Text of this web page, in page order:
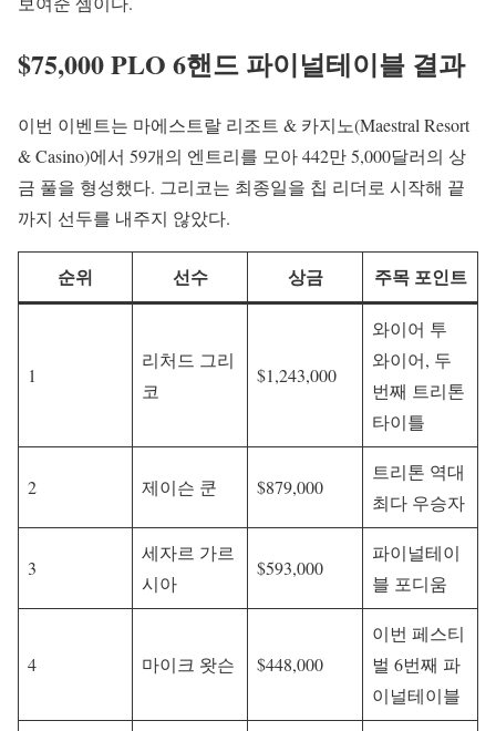
$75,000 PLO 6핸드 파이널테이블 결과
이번 이벤트는 마에스트랄 리조트 & 카지노(Maestral Resort
& Casino)에서 59개의 엔트리를 모아 442만 5,000달러의 상
금 풀을 형성했다. 그리코는 최종일을 칩 리더로 시작해 끝
까지 선두를 내주지 않았다.
순위 선수 상금 주목 포인트
1
리처드 그리
코
$1,243,000
와이어 투
와이어, 두
번째 트리톤
타이틀
2 제이슨 쿤 $879,000
트리톤 역대
최다 우승자
3
세자르 가르
시아
$593,000
파이널테이
블 포디움
4 마이크 왓슨 $448,000
이번 페스티
벌 6번째 파
이널테이블